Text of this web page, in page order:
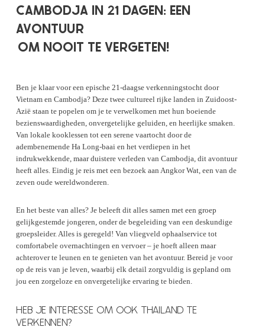
CAMBODJA IN 21 DAGEN: EEN
AVONTUUR
OM NOOIT TE VERGETEN!
Ben je klaar voor een epische 21-daagse verkenningstocht door
Vietnam en Cambodja? Deze twee cultureel rijke landen in Zuidoost-
Azië staan te popelen om je te verwelkomen met hun boeiende
bezienswaardigheden, onvergetelijke geluiden, en heerlijke smaken.
Van lokale kooklessen tot een serene vaartocht door de
adembenemende Ha Long-baai en het verdiepen in het
indrukwekkende, maar duistere verleden van Cambodja, dit avontuur
heeft alles. Eindig je reis met een bezoek aan Angkor Wat, een van de
zeven oude wereldwonderen.
En het beste van alles? Je beleeft dit alles samen met een groep
gelijkgestemde jongeren, onder de begeleiding van een deskundige
groepsleider. Alles is geregeld! Van vliegveld ophaalservice tot
comfortabele overnachtingen en vervoer – je hoeft alleen maar
achterover te leunen en te genieten van het avontuur. Bereid je voor
op de reis van je leven, waarbij elk detail zorgvuldig is gepland om
jou een zorgeloze en onvergetelijke ervaring te bieden.
HEB JE INTERESSE OM OOK THAILAND TE
VERKENNEN?